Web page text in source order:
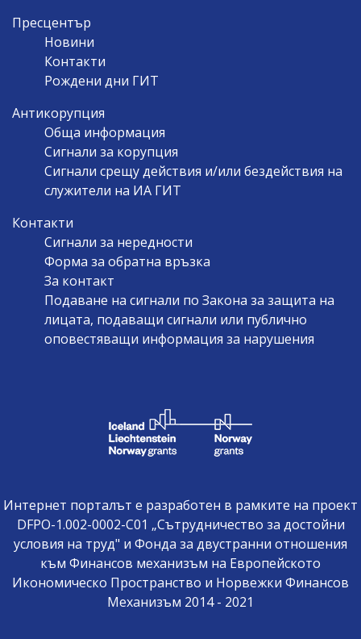
Пресцентър
Новини
Контакти
Рождени дни ГИТ
Антикорупция
Обща информация
Сигнали за корупция
Сигнали срещу действия и/или бездействия на
служители на ИА ГИТ
Контакти
Сигнали за нередности
Форма за обратна връзка
За контакт
Подаване на сигнали по Закона за защита на
лицата, подаващи сигнали или публично
оповестяващи информация за нарушения
Интернет порталът е разработен в рамките на проект
DFPO-1.002-0002-C01 „Сътрудничество за достойни
условия на труд" и Фонда за двустранни отношения
към Финансов механизъм на Европейското
Икономическо Пространство и Норвежки Финансов
Механизъм 2014 - 2021